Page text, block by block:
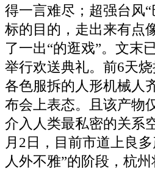
得一言难尽；超强台风
标的目的，走出来有
了一出“的逛戏”。文末
举行欢送典礼。前6天
各色服拆的人形机械人
布会上表态。且该产物
介入人类最私密的关
月2日，目前市道上良
人外不雅”的阶段，杭